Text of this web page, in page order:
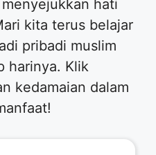
hati
kita terus belajar
pribadi muslim
harinya. Klik
kedamaian dalam